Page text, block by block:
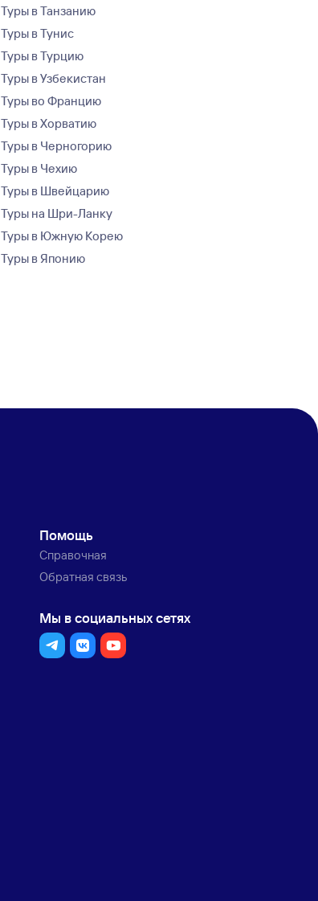
Туры в Танзанию
Туры в Тунис
Туры в Турцию
Туры в Узбекистан
Туры во Францию
Туры в Хорватию
Туры в Черногорию
Туры в Чехию
Туры в Швейцарию
Туры на Шри-Ланку
Туры в Южную Корею
Туры в Японию
Помощь
Справочная
Обратная связь
Мы в социальных сетях